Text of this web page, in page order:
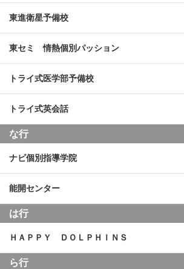
東進衛星予備校
東セミ 情熱個別パッション
トライ式医学部予備校
トライ式英会話
な行
ナビ個別指導学院
能開センター
は行
ＨＡＰＰＹ ＤＯＬＰＨＩＮＳ
ら行